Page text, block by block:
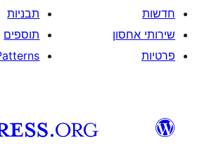
חדשות
שירותי אחסון
פרטיות
תבניות
תוספים